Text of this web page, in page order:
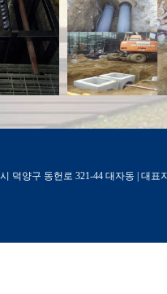
양구 동헌로 321-44 대자동 | 대표